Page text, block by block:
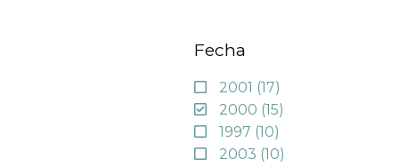
Fecha
2001 (17)
2000 (15)
1997 (10)
2003 (10)